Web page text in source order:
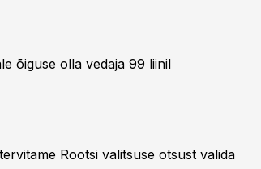
õiguse olla vedaja 99 liinil
Rootsi valitsuse otsust valida